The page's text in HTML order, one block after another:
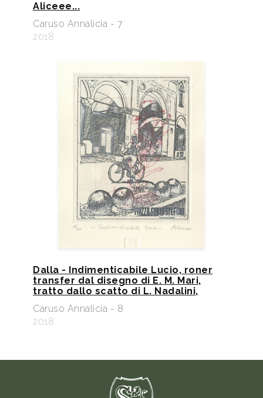
Aliceee...
Caruso Annalicia - 7
2018
Dalla - Indimenticabile Lucio, roner
transfer dal disegno di E. M. Mari,
tratto dallo scatto di L. Nadalini,
Caruso Annalicia - 8
2018